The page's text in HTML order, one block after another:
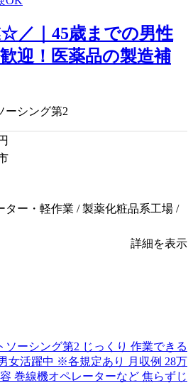
／｜45歳までの男性
迎！医薬品の製造補
ーシング第2
ター・軽作業 / 製薬化粧品系工場 /
詳細を表示